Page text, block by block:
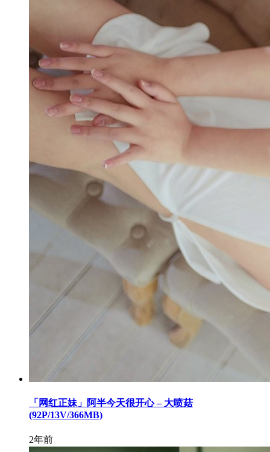
「网红正妹」阿半今天很开心 – 大喷菇
(92P/13V/366MB)
2年前